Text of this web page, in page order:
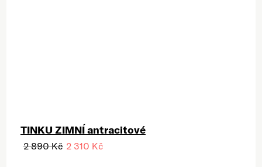
TINKU ZIMNÍ antracitové
2 890 Kč 2 310 Kč